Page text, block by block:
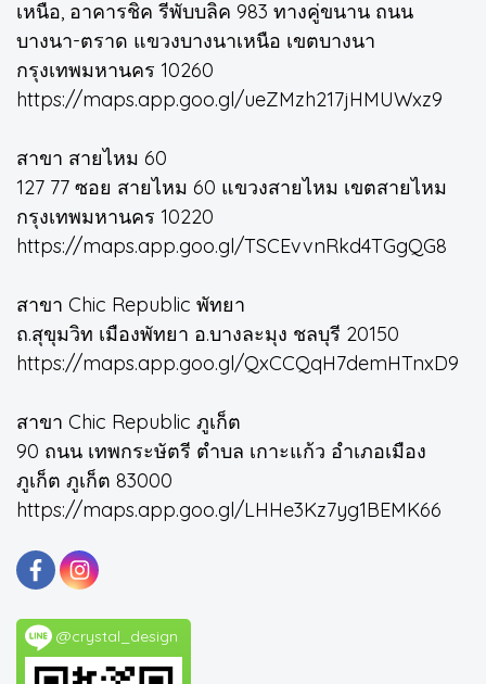
เหนือ, อาคารชิค รีพับบลิค 983 ทางคู่ขนาน ถนน
บางนา-ตราด แขวงบางนาเหนือ เขตบางนา
กรุงเทพมหานคร 10260
https://maps.app.goo.gl/ueZMzh217jHMUWxz9
สาขา สายไหม 60
127 77 ซอย สายไหม 60 แขวงสายไหม เขตสายไหม
กรุงเทพมหานคร 10220
https://maps.app.goo.gl/TSCEvvnRkd4TGgQG8
สาขา Chic Republic พัทยา
ถ.สุขุมวิท เมืองพัทยา อ.บางละมุง ชลบุรี 20150
https://maps.app.goo.gl/QxCCQqH7demHTnxD9
สาขา Chic Republic ภูเก็ต
90 ถนน เทพกระษัตรี ตำบล เกาะแก้ว อำเภอเมือง
ภูเก็ต ภูเก็ต 83000
https://maps.app.goo.gl/LHHe3Kz7yg1BEMK66
@crystal_design